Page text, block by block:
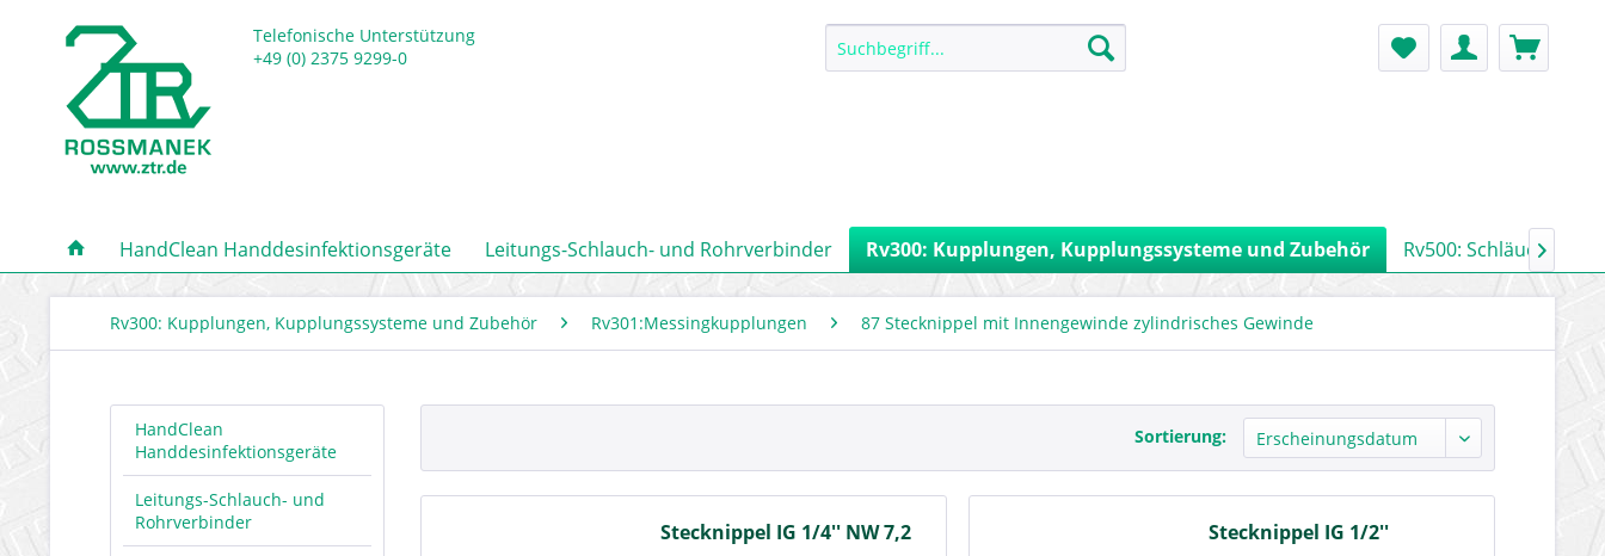
Telefonische Unterstützung
+49 (0) 2375 9299-0
HandClean Handdesinfektionsgeräte Leitungs-Schlauch- und Rohrverbinder Rv300: Kupplungen, Kupplungssysteme und Zubehör Rv500: Schläuche,

Rv300: Kupplungen, Kupplungssysteme und Zubehör Rv301:Messingkupplungen 87 Stecknippel mit Innengewinde zylindrisches Gewinde
HandClean
Handdesinfektionsgeräte
Leitungs-Schlauch- und
Rohrverbinder
Sortierung:
Stecknippel IG 1/4'' NW 7,2 Stecknippel IG 1/2''